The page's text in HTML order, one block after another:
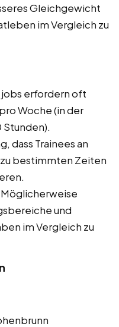
Gleichgewicht
im Vergleich zu
erfordern oft
Woche (in der
Stunden).
dass Trainees an
bestimmten Zeiten
Möglicherweise
und
im Vergleich zu